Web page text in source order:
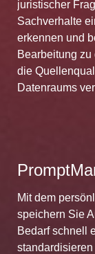
juristischer
Sachverhalte
erkennen und
Bearbeitung
die
Datenraums
Mit dem
speichern Sie
Bedarf schnell